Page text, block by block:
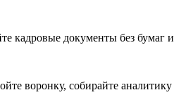
кадровые документы без бумаг
воронку, собирайте